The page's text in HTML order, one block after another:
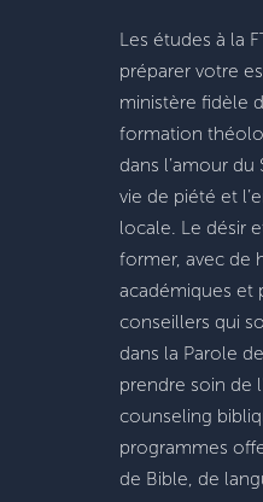
Les études à la
préparer votre
ministère fidèle
formation
dans l’amour du
vie de piété et
locale. Le désir
former, avec de
académiques et
conseillers qui
dans la Parole
prendre soin de
counseling
programmes
de Bible, de